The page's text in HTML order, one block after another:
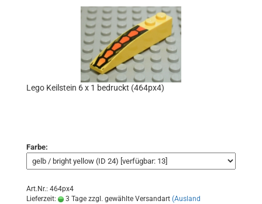
Lego Keilstein 6 x 1 bedruckt (464px4)
Farbe:
Art.Nr.: 464px4
Lieferzeit:
3 Tage zzgl. gewählte Versandart (Ausland